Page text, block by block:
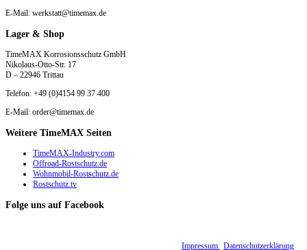
E-Mail: werkstatt@timemax.de
Lager & Shop
TimeMAX Korrosionsschutz GmbH
Nikolaus-Otto-Str. 17
D – 22946 Trittau
Telefon: +49 (0)4154 99 37 400
E-Mail: order@timemax.de
Weitere TimeMAX Seiten
TimeMAX-Industry.com
Offroad-Rostschutz.de
Wohnmobil-Rostschutz.de
Rostschutz.tv
Folge uns auf Facebook
Impressum Datenschutzerklärung